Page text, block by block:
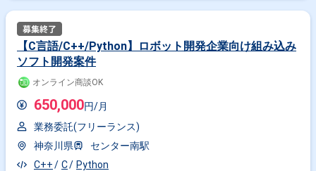
【C言語/C++/Python】ロボット開発企業向け組み込み
ソフト開発案件
オンライン商談OK
650,000円/月
業務委託(フリーランス)
神奈川県
センター南駅
C++
C
Python